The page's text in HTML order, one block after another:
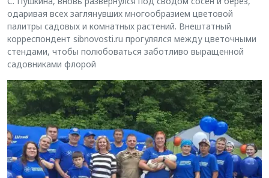
одаривая всех заглянувших многообразием цветовой
палитры садовых и комнатных растений. Внештатный
корреспондент sibnovosti.ru прогулялся между цветочными
стендами, чтобы полюбоваться заботливо выращенной
садовниками флорой